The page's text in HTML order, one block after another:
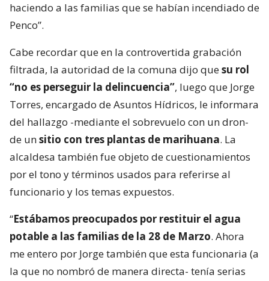
haciendo a las familias que se habían incendiado de
Penco”.
Cabe recordar que en la controvertida grabación
filtrada, la autoridad de la comuna dijo quesu rol
“no es perseguir la delincuencia”, luego que Jorge
Torres, encargado de Asuntos Hídricos, le informara
del hallazgo -mediante el sobrevuelo con un dron-
de unsitio con tres plantas de marihuana. La
alcaldesa también fue objeto de cuestionamientos
por el tono y términos usados para referirse al
funcionario y los temas expuestos.
“Estábamos preocupados por restituir el agua
potable a las familias de la 28 de Marzo. Ahora
me entero por Jorge también que esta funcionaria (a
la que no nombró de manera directa- tenía serias